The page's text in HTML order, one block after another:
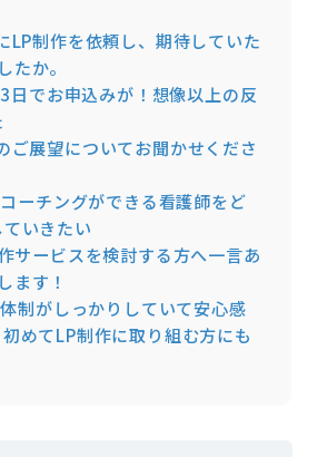
LP制作を依頼し、期待していた
たか。
日でお申込みが！想像以上の反
ご展望についてお聞かせくださ
ーチングができる看護師をど
いきたい
サービスを検討する方へ一言あ
ます！
制がしっかりしていて安心感
めてLP制作に取り組む方にも